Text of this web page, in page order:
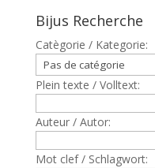
Bijus Recherche
Catègorie / Kategorie:
Plein texte / Volltext:
Auteur / Autor:
Mot clef / Schlagwort: